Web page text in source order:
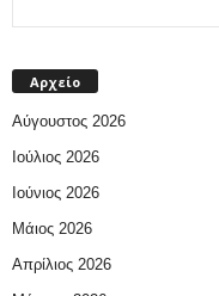
Αρχείο
Αύγουστος 2026
Ιούλιος 2026
Ιούνιος 2026
Μάιος 2026
Απρίλιος 2026